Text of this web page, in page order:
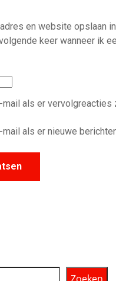
en website opslaan
keer wanneer ik
mail als er vervolgreacties
mail als er nieuwe